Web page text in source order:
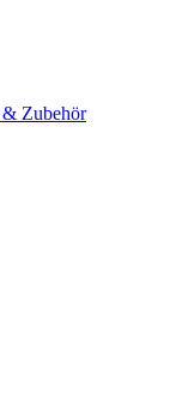
Zubehör